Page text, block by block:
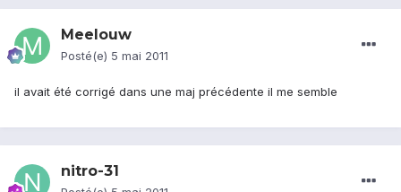
Meelouw
Posté(e) 5 mai 2011
il avait été corrigé dans une maj précédente il me semble
nitro-31